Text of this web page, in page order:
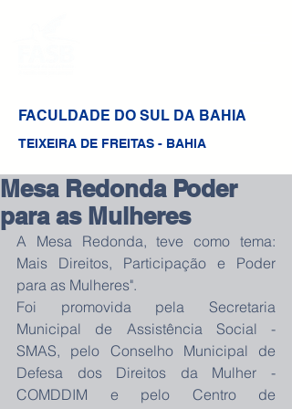
FACULDADE DO SUL DA BAHIA
TEIXEIRA DE FREITAS - BAHIA
Mesa Redonda Poder
para as Mulheres
A Mesa Redonda, teve como tema:
Mais Direitos, Participação e Poder
para as Mulheres".
Foi promovida pela Secretaria
Municipal de Assistência Social -
SMAS, pelo Conselho Municipal de
Defesa dos Direitos da Mulher -
COMDDIM e pelo Centro de